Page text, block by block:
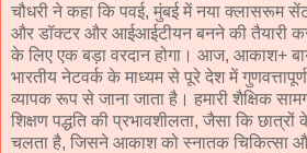
चौधरी ने कहा कि पवई, मुंबई में नया क्लासरूम
और डॉक्टर और आईआईटीयन बनने की तैयारी
के लिए एक बड़ा वरदान होगा। आज, आकाश+
भारतीय नेटवर्क के माध्यम से पूरे देश में
व्यापक रूप से जाना जाता है। हमारी शैक्षिक
शिक्षण पद्धति की प्रभावशीलता, जैसा कि
चलता है, जिसने आकाश को स्नातक चिकित्सा